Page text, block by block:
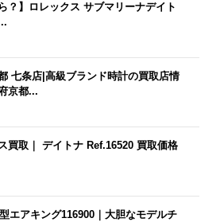
？】ロレックス サブマリーナデイト
七条店|高級ブランド時計の買取店情
京都...
買取｜ デイトナ Ref.16520 買取価格
エアキング116900｜大胆なモデルチ